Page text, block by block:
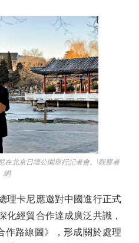
北京日壇公園舉行記者會。\觀察者
網
卡尼應邀對中國進行正式
化經貿合作達成廣泛共識，
作路線圖》，形成關於處理